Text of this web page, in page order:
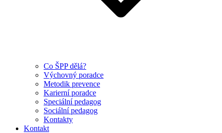
Co ŠPP dělá?
Výchovný poradce
Metodik prevence
Karierní poradce
Speciální pedagog
Sociální pedagog
Kontakty
Kontakt